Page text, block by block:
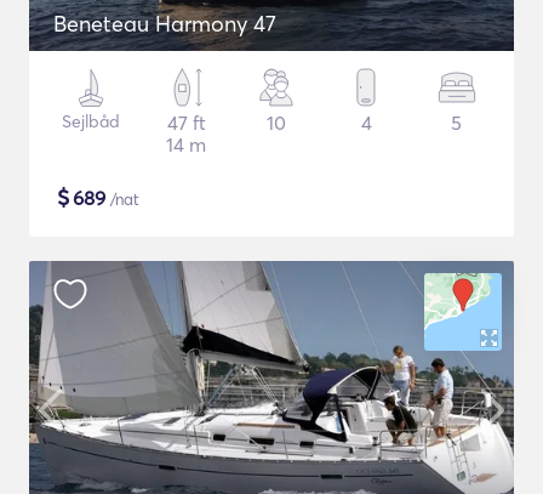
Beneteau Harmony 47
Sejlbåd
47 ft
14 m
10 4 5
$689 /nat